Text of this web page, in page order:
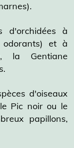
d'orchidées à
et à
la Gentiane
d'oiseaux
Pic noir ou le
papillons,